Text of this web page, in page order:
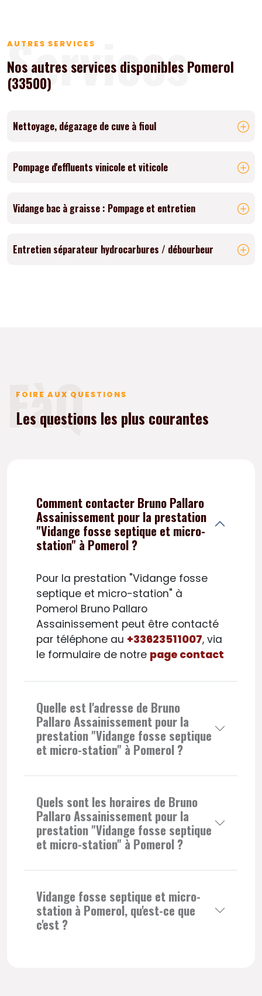
Services
AUTRES SERVICES
Nos autres services disponibles Pomerol
(33500)
Nettoyage, dégazage de cuve à fioul
Pompage d'effluents vinicole et viticole
Vidange bac à graisse : Pompage et entretien
Entretien séparateur hydrocarbures / débourbeur
FàQ
FOIRE AUX QUESTIONS
Les questions les plus courantes
Comment contacter Bruno Pallaro
Assainissement pour la prestation
"Vidange fosse septique et micro-
station" à Pomerol ?
Pour la prestation "Vidange fosse
septique et micro-station" à
Pomerol Bruno Pallaro
Assainissement peut être contacté
par téléphone au +33623511007, via
le formulaire de notre page contact
Quelle est l'adresse de Bruno
Pallaro Assainissement pour la
prestation "Vidange fosse septique
et micro-station" à Pomerol ?
Quels sont les horaires de Bruno
Pallaro Assainissement pour la
prestation "Vidange fosse septique
et micro-station" à Pomerol ?
Vidange fosse septique et micro-
station à Pomerol, qu'est-ce que
c'est ?